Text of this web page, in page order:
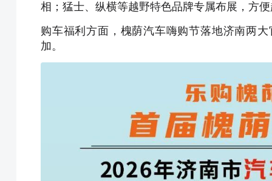
相；猛士、纵横等越野特色品牌专属布展，方
购车福利方面，槐荫汽车嗨购节落地济南两
加。